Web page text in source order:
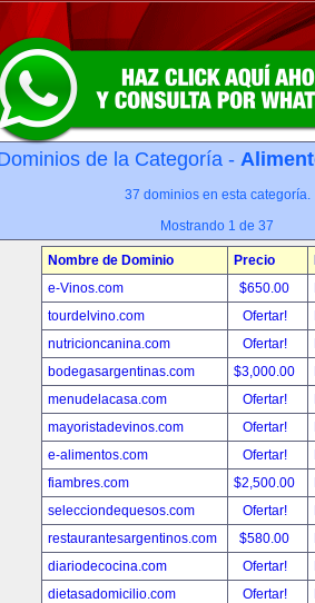
de la Categoría -
37 dominios en esta categoría.
Mostrando 1 de 37
Nombre de Dominio Precio
e-Vinos.com
$650.00
tourdelvino.com
Ofertar!
nutricioncanina.com
Ofertar!
bodegasargentinas.com
$3,000.00
menudelacasa.com
Ofertar!
mayoristadevinos.com
Ofertar!
e-alimentos.com
Ofertar!
fiambres.com
$2,500.00
selecciondequesos.com
Ofertar!
restaurantesargentinos.com
$580.00
diariodecocina.com
Ofertar!
dietasadomicilio.com
Ofertar!